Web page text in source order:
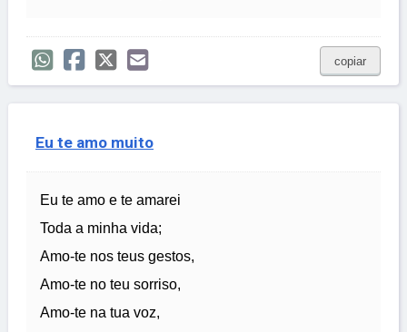
copiar
Eu te amo muito
Eu te amo e te amarei
Toda a minha vida;
Amo-te nos teus gestos,
Amo-te no teu sorriso,
Amo-te na tua voz,